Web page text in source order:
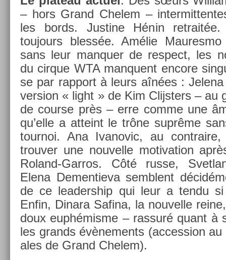
– hors Grand Chelem –
les bords. Just­ine Hénin re­trait­ée.
toujours blessée. Amélie
sans leur man­qu­er de re­spect, les
du cir­que WTA man­quent en­core
se par rap­port à leurs aînées :
vers­ion « light » de Kim Clijst­ers – au
de co­ur­se près – erre comme une
qu’elle a at­teint le trône suprême
tour­noi. Ana Ivanovic, au
trouv­er une nouvel­le motiva­tion
Roland-Garros. Côté russe,
Elena De­men­tieva semblent
de ce leadership qui leur a tendu
Enfin, Di­nara Safina, la nouvel­le
doux euphémisme – ras­suré quant à
les grands évène­ments (ac­cess­ion
ales de Grand Chelem).